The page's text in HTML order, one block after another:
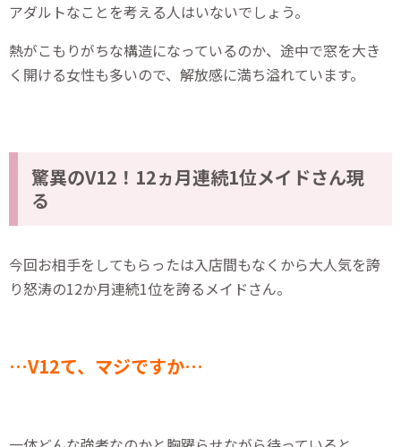
アダルトなことを考える人はいないでしょう。
熱がこもりがちな構造になっているのか、途中で窓を大き
く開ける女性も多いので、解放感に満ち溢れています。
驚異のV12！12ヵ月連続1位メイドさん現
る
今回お相手をしてもらったは入店間もなくから大人気を誇
り怒涛の12か月連続1位を誇るメイドさん。
…V12て、マジですか…